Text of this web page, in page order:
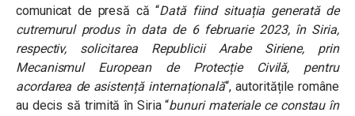
comunicat de presă că “Dată fiind situația generată de
cutremurul produs în data de 6 februarie 2023, în Siria,
respectiv, solicitarea Republicii Arabe Siriene, prin
Mecanismul European de Protecție Civilă, pentru
acordarea de asistență internațională“, autoritățile române
au decis să trimită în Siria “bunuri materiale ce constau în